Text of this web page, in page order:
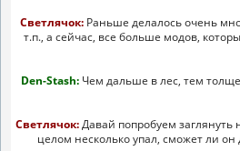
Светлячок:Раньше делалось очень
т.п., а сейчас, все больше модов,
Den-Stash: Чем дальше в лес, тем
Светлячок:Давай попробуем заглянуть
целом несколько упал, сможет ли он